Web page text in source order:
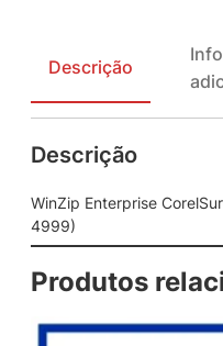
Descrição
Descrição
WinZip Enterprise
4999)
Produtos